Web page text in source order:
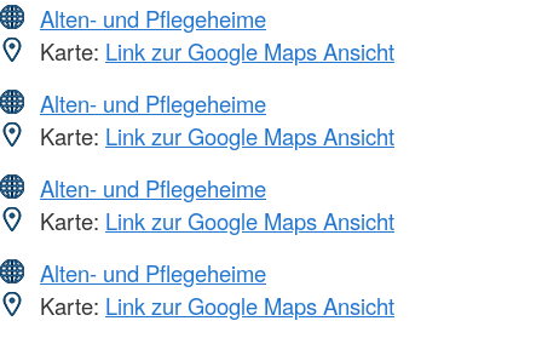
Alten- und Pflegeheime
Karte: Link zur Google Maps Ansicht
Alten- und Pflegeheime
Karte: Link zur Google Maps Ansicht
Alten- und Pflegeheime
Karte: Link zur Google Maps Ansicht
Alten- und Pflegeheime
Karte: Link zur Google Maps Ansicht